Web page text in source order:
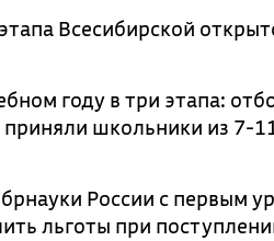
Всесибирской
году в три этапа:
школьники из 7-
России с первым
льготы при